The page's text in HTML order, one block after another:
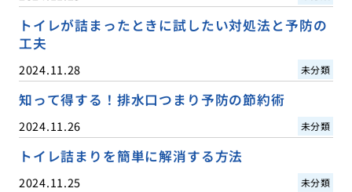
トイレが詰まったときに試したい対処法と予防の
工夫
2024.11.28 未分類
知って得する！排水口つまり予防の節約術
2024.11.26 未分類
トイレ詰まりを簡単に解消する方法
2024.11.25 未分類